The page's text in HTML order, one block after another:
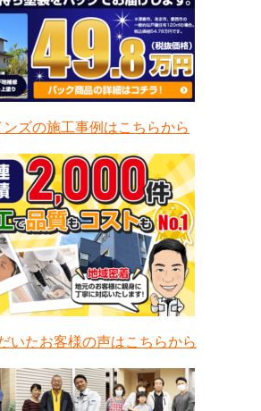
ズの施工事例はこちらから
いたお客様の声はこちらから